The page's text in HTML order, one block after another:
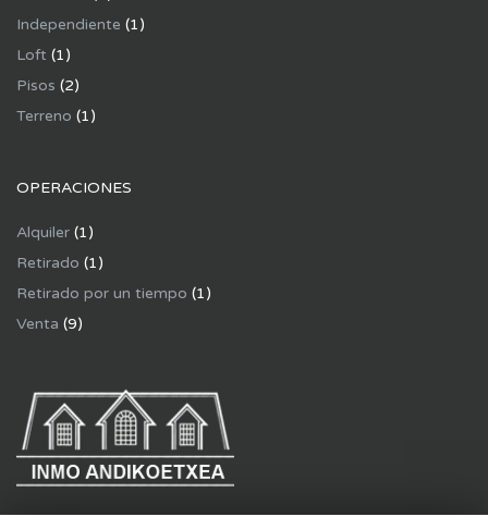
Independiente (1)
Loft (1)
Pisos (2)
Terreno (1)
OPERACIONES
Alquiler (1)
Retirado (1)
Retirado por un tiempo (1)
Venta (9)